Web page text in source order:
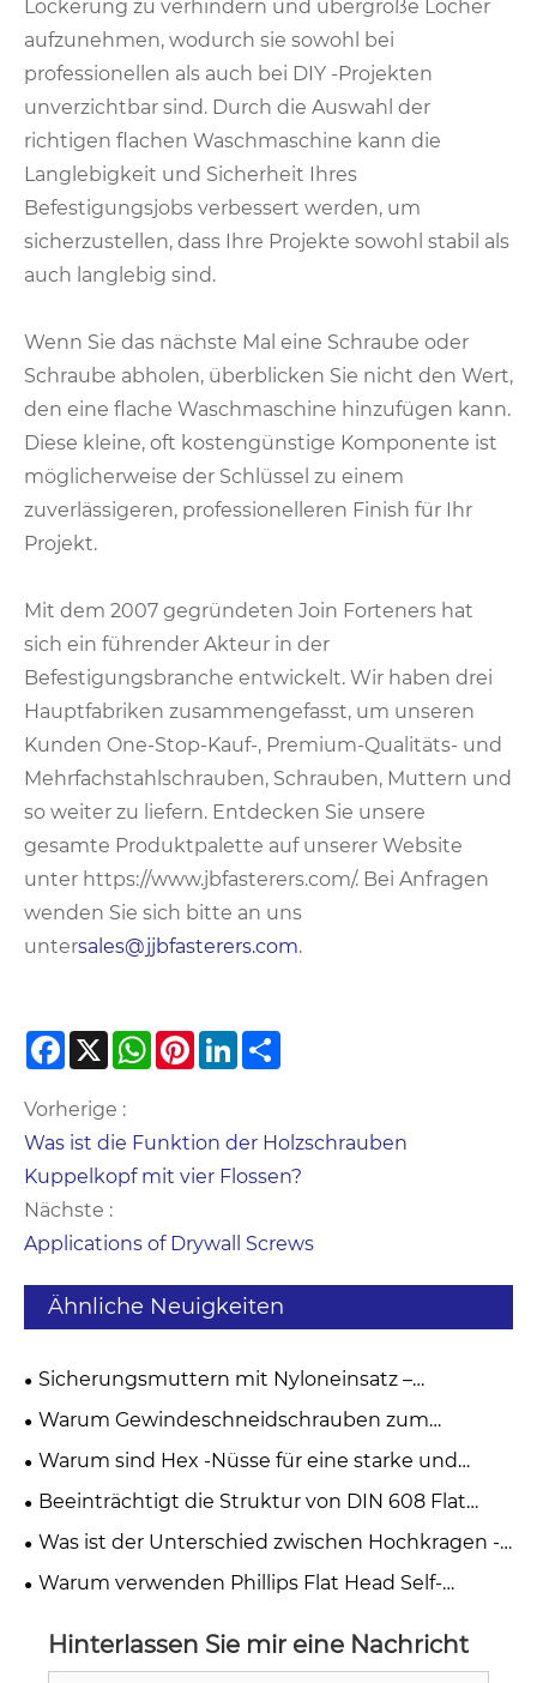
Lockerung zu verhindern und übergroße Löcher
aufzunehmen, wodurch sie sowohl bei
professionellen als auch bei DIY -Projekten
unverzichtbar sind. Durch die Auswahl der
richtigen flachen Waschmaschine kann die
Langlebigkeit und Sicherheit Ihres
Befestigungsjobs verbessert werden, um
sicherzustellen, dass Ihre Projekte sowohl stabil als
auch langlebig sind.
Wenn Sie das nächste Mal eine Schraube oder
Schraube abholen, überblicken Sie nicht den Wert,
den eine flache Waschmaschine hinzufügen kann.
Diese kleine, oft kostengünstige Komponente ist
möglicherweise der Schlüssel zu einem
zuverlässigeren, professionelleren Finish für Ihr
Projekt.
Mit dem 2007 gegründeten Join Forteners hat
sich ein führender Akteur in der
Befestigungsbranche entwickelt. Wir haben drei
Hauptfabriken zusammengefasst, um unseren
Kunden One-Stop-Kauf-, Premium-Qualitäts- und
Mehrfachstahlschrauben, Schrauben, Muttern und
so weiter zu liefern. Entdecken Sie unsere
gesamte Produktpalette auf unserer Website
unter https://www.jbfasterers.com/. Bei Anfragen
wenden Sie sich bitte an uns
untersales@jjbfasterers.com.
Facebook
X WhatsApp
PinterestLinkedIn
Vorherige :
‌Was ist die Funktion der Holzschrauben
Kuppelkopf mit vier Flossen?
Nächste :
Applications of Drywall Screws
Ähnliche Neuigkeiten
Sicherungsmuttern mit Nyloneinsatz –
Prinzipien, Vorteile und praktischer
Warum Gewindeschneidschrauben zum
Goldstandard für schwingungsdämpfende
Warum sind Hex -Nüsse für eine starke und
zuverlässige Befestigung unerlässlich?
Beeinträchtigt die Struktur von DIN 608 Flat
Counterunk Quadrate Neckschrauben die
Was ist der Unterschied zwischen Hochkragen -
Lock -Waschmaschine und gewöhnlichen
Warum verwenden Phillips Flat Head Self-
Kopfdesign?
Hinterlassen Sie mir eine Nachricht